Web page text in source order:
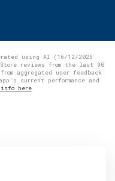
using AI (16/12/2025
reviews from the last 90
aggregated user feedback
current performance and
info here